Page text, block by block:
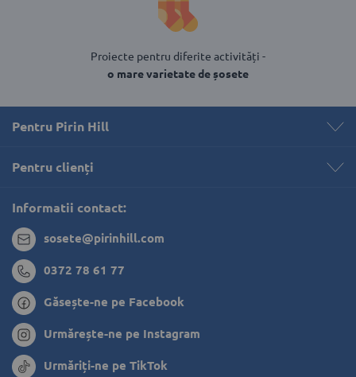
Proiecte pentru diferite activități -
o mare varietate de șosete
Pentru Pirin Hill
Pentru clienți
Informatii contact:
sosete@pirinhill.com
0372 78 61 77
Găsește-ne pe Facebook
Urmărește-ne pe Instagram
Urmăriți-ne pe TikTok